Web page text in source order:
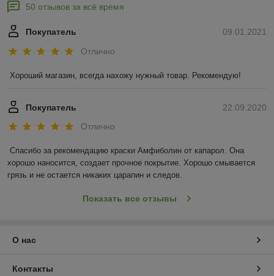
50 отзывов за всё время
09.01.2021
Покупатель
Отлично
Хороший магазин, всегда нахожу нужный товар. Рекомендую!
22.09.2020
Покупатель
Отлично
Спасибо за рекомендацию краски Амфиболин от капарол. Она
хорошо наносится, создает прочное покрытие. Хорошо смывается
грязь и не остается никаких царапин и следов.
Показать все отзывы
О нас
Контакты